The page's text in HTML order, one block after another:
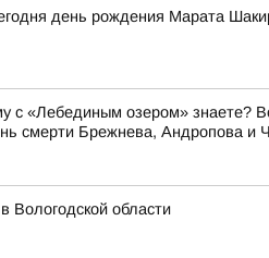
день рождения Марата
с «Лебединым озером» знаете?
смерти Брежнева, Андропова и
Вологодской области